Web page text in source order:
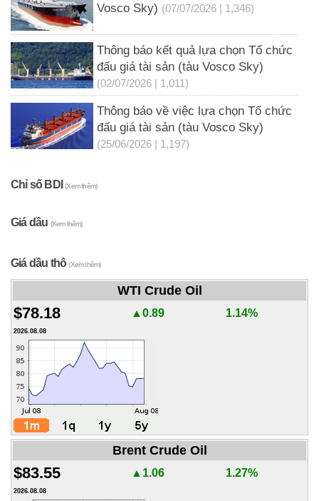
Vosco Sky) (07/07/2026 | 1,346)
Thông báo kết quả lựa chọn Tổ chức
đấu giá tài sản (tàu Vosco Sky)
(02/07/2026 | 1,011)
Thông báo về việc lựa chọn Tổ chức
đấu giá tài sản (tàu Vosco Sky)
(25/06/2026 | 1,197)
Chỉ số BDI(Xem thêm)
Giá dầu (Xem thêm)
Giá dầu thô(Xem thêm)
WTI Crude Oil
$78.18 ▲0.89 1.14%
2026.08.08
Brent Crude Oil
$83.55 ▲1.06 1.27%
2026.08.08